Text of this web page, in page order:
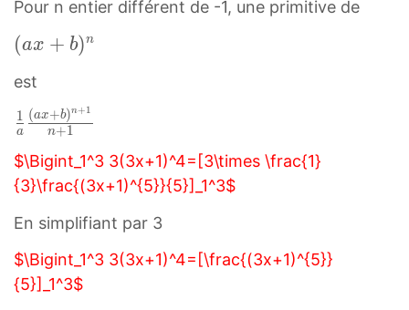
Pour n entier différent de -1, une primitive de
(
x
+
b
)
n
a
x
+
(ax + b)n
est
1
a
(
a
x
+
b
)
a
1
n+1
(ax+b)n+1
$\Bigint_1^3 3(3x+1)^4=[3\times \frac{1}
{3}\frac{(3x+1)^{5}}{5}]_1^3$
En simplifiant par 3
$\Bigint_1^3 3(3x+1)^4=[\frac{(3x+1)^{5}}
{5}]_1^3$